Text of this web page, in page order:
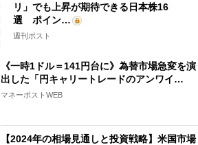
リ」でも上昇が期待できる日本株16
選 ポイン…
週刊ポスト
《一時1ドル＝141円台に》為替市場急変を演
出した「円キャリートレードのアンワイ…
マネーポストWEB
【2024年の相場見通しと投資戦略】米国市場